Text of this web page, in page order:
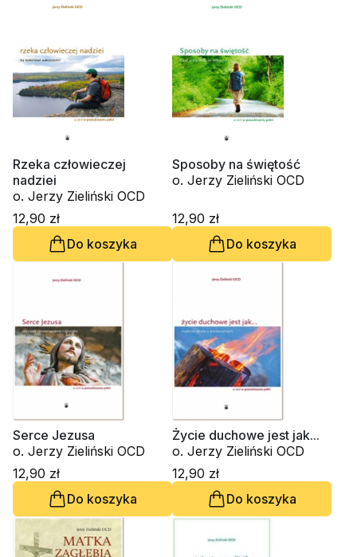
Rzeka człowieczej
nadziei
o. Jerzy Zieliński OCD
12,90 zł
Do koszyka
Sposoby na świętość
o. Jerzy Zieliński OCD
12,90 zł
Do koszyka
Serce Jezusa
o. Jerzy Zieliński OCD
12,90 zł
Do koszyka
Życie duchowe jest jak...
o. Jerzy Zieliński OCD
12,90 zł
Do koszyka